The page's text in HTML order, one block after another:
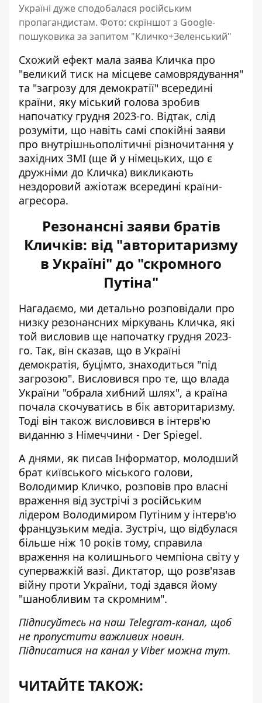
Україні дуже сподобалася російським
пропагандистам. Фото: скріншот з Google-
пошуковика за запитом "Кличко+Зеленський"
Схожий ефект мала заява Кличка про
"великий тиск на місцеве самоврядування"
та "загрозу для демократії" всередині
країни, яку міський голова зробив
напочатку грудня 2023-го. Відтак, слід
розуміти, що навіть самі спокійні заяви
про внутрішньополітичні різночитання у
західних ЗМІ (ще й у німецьких, що є
дружніми до Кличка) викликають
нездоровий ажіотаж всередині країни-
агресора.
Резонансні заяви братів
Кличків: від "авторитаризму
в Україні" до "скромного
Путіна"
Нагадаємо, ми детально розповідали про
низку резонансних міркувань Кличка, які
той висловив ще напочатку грудня 2023-
го. Так, він сказав, що в Україні
демократія, буцімто, знаходиться "під
загрозою". Висловився про те, що влада
України "обрала хибний шлях", а країна
почала скочуватись в бік авторитаризму.
Тоді він також висловився в інтерв'ю
виданню з Німеччини - Der Spiegel.
А днями, як писав Інформатор, молодший
брат київського міського голови,
Володимир Кличко, розповів про власні
враження від зустрічі з російським
лідером Володимиром Путіним у інтерв'ю
французьким медіа. Зустріч, що відбулася
більше ніж 10 років тому, справила
враження на колишнього чемпіона світу у
суперважкій вазі. Диктатор, що розв'язав
війну проти України, тоді здався йому
"шанобливим та скромним".
Підписуйтесь на наш Telegram-канал, щоб
не пропустити важливих новин.
Підписатися на канал у Viber можна тут.
ЧИТАЙТЕ ТАКОЖ: